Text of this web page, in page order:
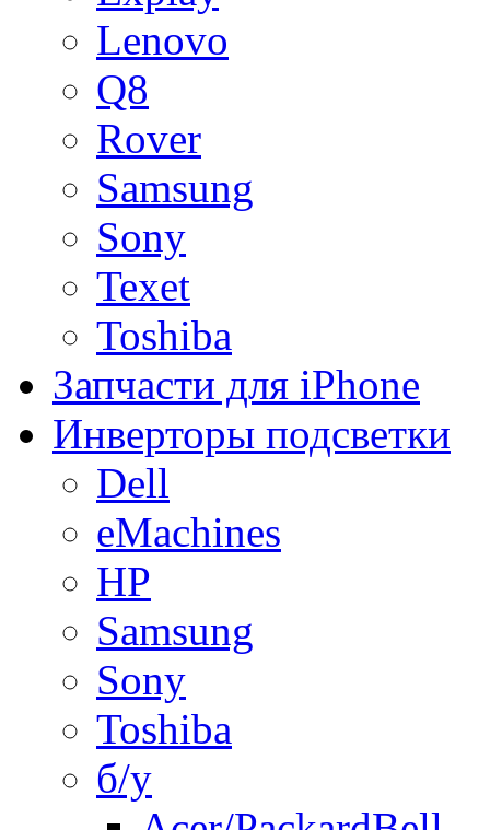
Lenovo
Q8
Rover
Samsung
Sony
Texet
Toshiba
Запчасти для iPhone
Инверторы подсветки
Dell
eMachines
HP
Samsung
Sony
Toshiba
б/у